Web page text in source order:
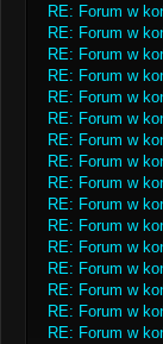
RE: Forum w
RE: Forum w
RE: Forum w
RE: Forum w
RE: Forum w
RE: Forum w
RE: Forum w
RE: Forum w
RE: Forum w
RE: Forum w
RE: Forum w
RE: Forum w
RE: Forum w
RE: Forum w
RE: Forum w
RE: Forum w